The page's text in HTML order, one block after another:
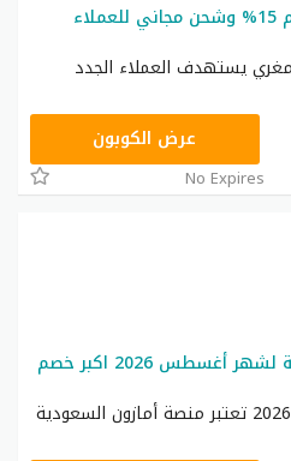
كود خصم تطبيق امازون خصم 15% وشحن مجاني للعملاء
يستهدف العملاء الجدد
NEW20عرض الكوبون
No Expires
كوبون خصم امازون السعودية لشهر أغسطس 2026 اكبر خصم
كوبون خصم أمازون السعودية 2026 تعتبر منصة أمازون السعودية